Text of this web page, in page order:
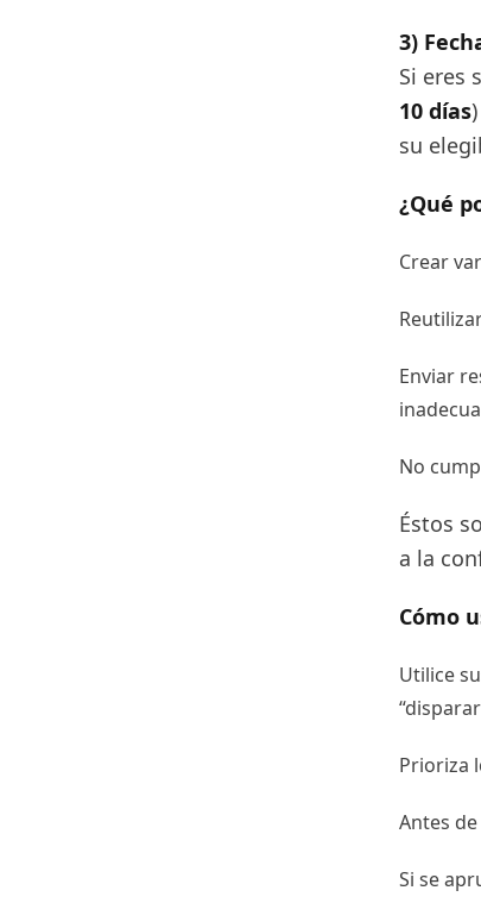
3)
Si eres
10 días
su
¿Qué
Crear
Enviar
No
Éstos
a la
Cómo
Utilice
Prioriza
Antes
Si se